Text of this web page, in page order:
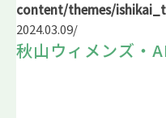
content/themes/
2024.03.09/
秋山ウィメンズ・